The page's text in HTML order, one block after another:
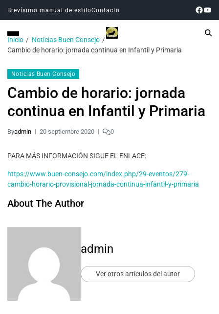
Brevísimo manual de estiloContacto
Inicio
Noticias Buen Consejo
Cambio de horario: jornada continua en Infantil y Primaria
Noticias Buen Consejo
Cambio de horario: jornada
continua en Infantil y Primaria
Byadmin 20 septiembre 2020 0
PARA MÁS INFORMACIÓN SIGUE EL ENLACE:
https://www.buen-consejo.com/index.php/29-eventos/279-
cambio-horario-provisional-jornada-continua-infantil-y-primaria
About The Author
admin
Ver otros artículos del autor